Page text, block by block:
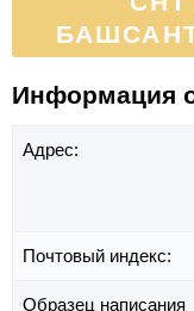
Информация
Адрес:
Почтовый индекс:
Образец написания